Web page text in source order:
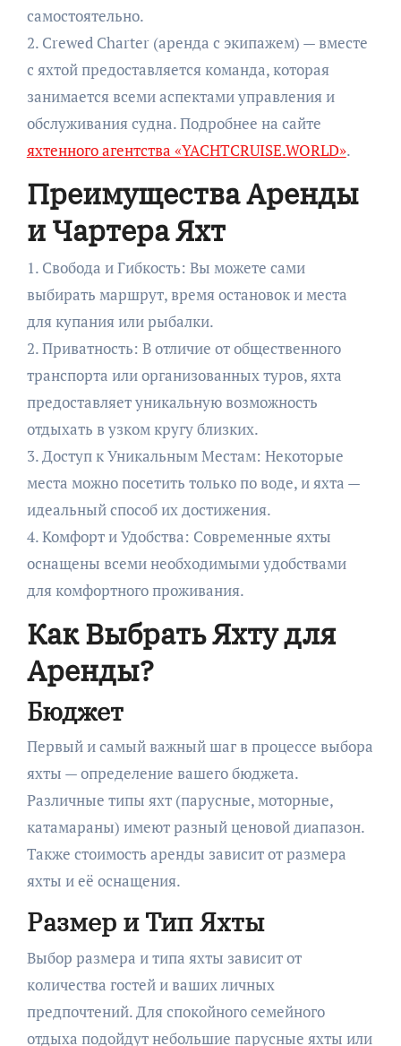
самостоятельно.
2. Crewed Charter (аренда с экипажем) — вместе
с яхтой предоставляется команда, которая
занимается всеми аспектами управления и
обслуживания судна. Подробнее на сайте
яхтенного агентства «YACHTCRUISE.WORLD».
Преимущества Аренды
и Чартера Яхт
1. Свобода и Гибкость: Вы можете сами
выбирать маршрут, время остановок и места
для купания или рыбалки.
2. Приватность: В отличие от общественного
транспорта или организованных туров, яхта
предоставляет уникальную возможность
отдыхать в узком кругу близких.
3. Доступ к Уникальным Местам: Некоторые
места можно посетить только по воде, и яхта —
идеальный способ их достижения.
4. Комфорт и Удобства: Современные яхты
оснащены всеми необходимыми удобствами
для комфортного проживания.
Как Выбрать Яхту для
Аренды?
Бюджет
Первый и самый важный шаг в процессе выбора
яхты — определение вашего бюджета.
Различные типы яхт (парусные, моторные,
катамараны) имеют разный ценовой диапазон.
Также стоимость аренды зависит от размера
яхты и её оснащения.
Размер и Тип Яхты
Выбор размера и типа яхты зависит от
количества гостей и ваших личных
предпочтений. Для спокойного семейного
отдыха подойдут небольшие парусные яхты или